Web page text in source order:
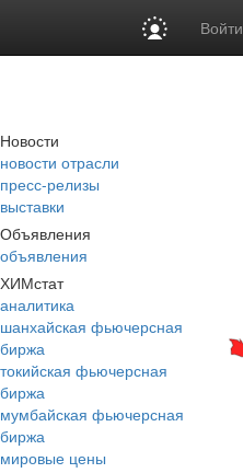
Войти
Новости
новости отрасли
пресс-релизы
выставки
Объявления
объявления
ХИМстат
аналитика
шанхайская фьючерсная
биржа
токийская фьючерсная
биржа
мумбайская фьючерсная
биржа
мировые цены